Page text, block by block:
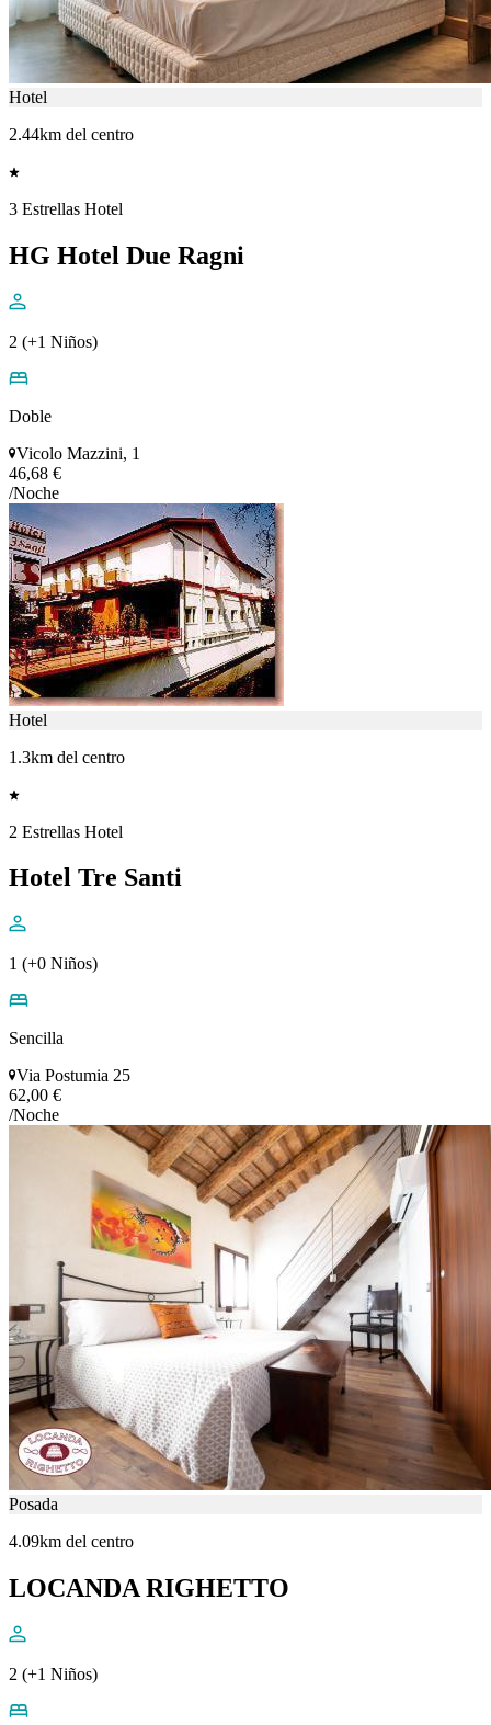
Hotel
2.44km del centro
3 Estrellas Hotel
HG Hotel Due Ragni
2 (+1 Niños)
Doble
Vicolo Mazzini, 1
46,68 €
/Noche
Hotel
1.3km del centro
2 Estrellas Hotel
Hotel Tre Santi
1 (+0 Niños)
Sencilla
Via Postumia 25
62,00 €
/Noche
Posada
4.09km del centro
LOCANDA RIGHETTO
2 (+1 Niños)